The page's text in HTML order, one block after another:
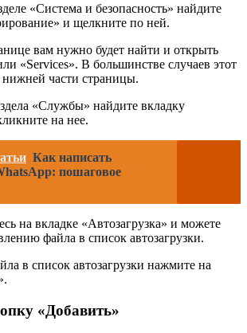
«Система и безопасность» найдите
и щелкните по ней.
вам нужно будет найти и открыть
«Services». В большинстве случаев этот
нижней части страницы.
«Службы» найдите вкладку
на нее.
Как написать
пошаговое
на вкладке «Автозагрузка» и можете
файла в список автозагрузки.
в список автозагрузки нажмите на
«Добавить»